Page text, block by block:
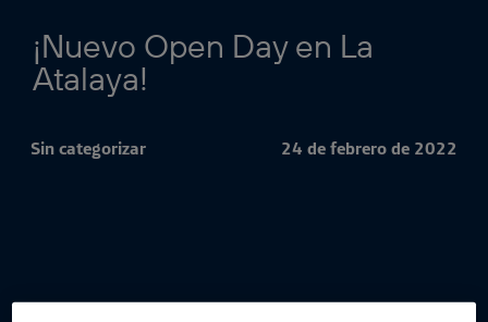
¡Nuevo Open Day en La
Atalaya!
Sin categorizar 24 de febrero de 2022